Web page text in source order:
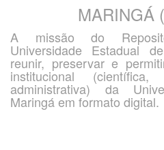
MARINGÁ
A missão do
Universidade Estadual
reunir, preservar e
institucional
administrativa) da
Maringá em formato digital.